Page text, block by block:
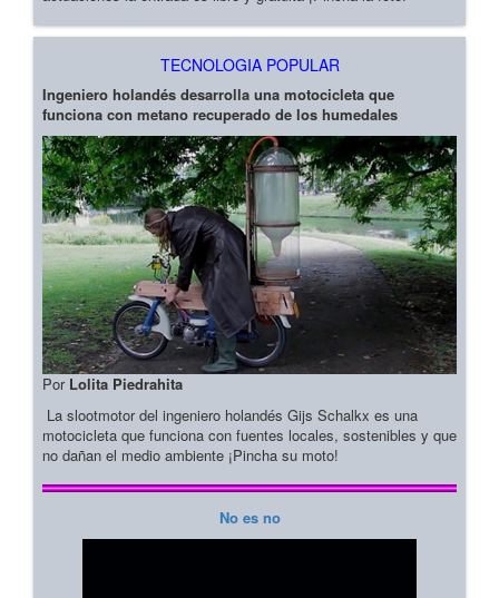
TECNOLOGIA POPULAR
Ingeniero holandés desarrolla una motocicleta que
funciona con metano recuperado de los humedales
Por Lolita Piedrahita
La slootmotor del ingeniero holandés Gijs Schalkx es una
motocicleta que funciona con fuentes locales, sostenibles y que
no dañan el medio ambiente ¡Pincha su moto!
No es no